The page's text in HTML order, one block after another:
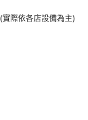
際依各店設備為主)